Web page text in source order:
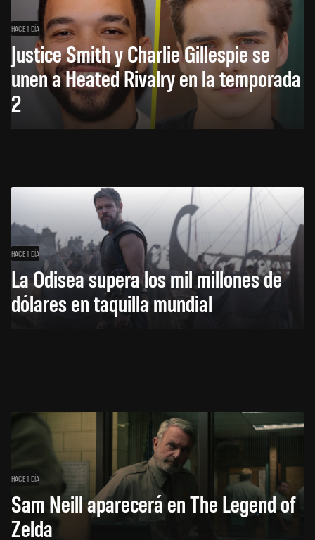
HACE 1 DÍA
Justice Smith y Charlie Gillespie se
unen a Heated Rivalry en la temporada
2
HACE 1 DÍA
La Odisea supera los mil millones de
dólares en taquilla mundial
HACE 1 DÍA
Sam Neill aparecerá en The Legend of
Zelda